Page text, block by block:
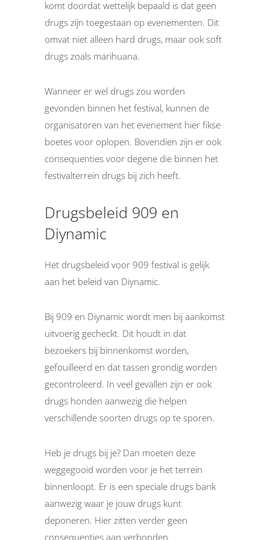
komt doordat wettelijk bepaald is dat geen
drugs zijn toegestaan op evenementen. Dit
omvat niet alleen hard drugs, maar ook soft
drugs zoals marihuana.
Wanneer er wel drugs zou worden
gevonden binnen het festival, kunnen de
organisatoren van het evenement hier fikse
boetes voor oplopen. Bovendien zijn er ook
consequenties voor degene die binnen het
festivalterrein drugs bij zich heeft.
Drugsbeleid 909 en
Diynamic
Het drugsbeleid voor 909 festival is gelijk
aan het beleid van Diynamic.
Bij 909 en Diynamic wordt men bij aankomst
uitvoerig gecheckt. Dit houdt in dat
bezoekers bij binnenkomst worden,
gefouilleerd en dat tassen grondig worden
gecontroleerd. In veel gevallen zijn er ook
drugs honden aanwezig die helpen
verschillende soorten drugs op te sporen.
Heb je drugs bij je? Dan moeten deze
weggegooid worden voor je het terrein
binnenloopt. Er is een speciale drugs bank
aanwezig waar je jouw drugs kunt
deponeren. Hier zitten verder geen
consequenties aan verbonden.